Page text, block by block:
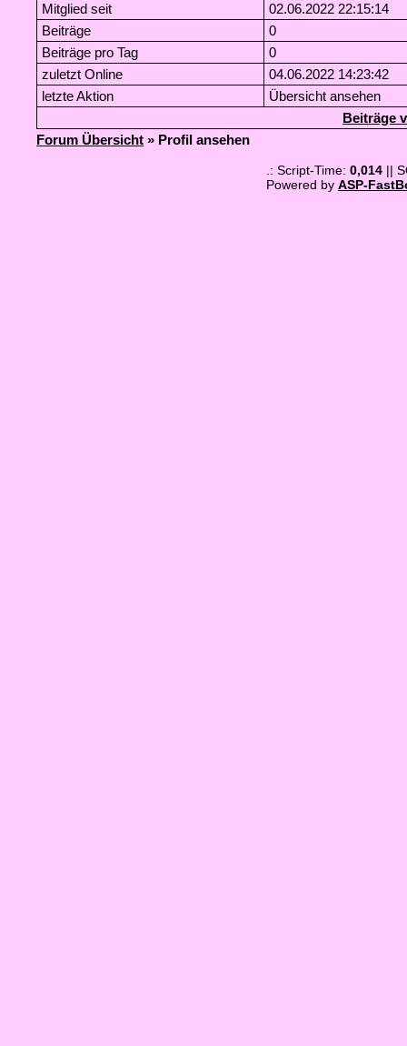
Mitglied seit
02.06.2022 22:15:14
Beiträge
0
Beiträge pro Tag
0
zuletzt Online
04.06.2022 14:23:42
letzte Aktion
Übersicht ansehen
Beiträge
Forum Übersicht » Profil ansehen
.: Script-Time: 0,014 ||
Powered by ASP-